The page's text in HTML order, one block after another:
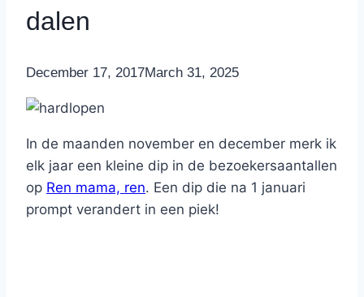
dalen
ByNicole
December 17, 2017March 31, 2025
In de maanden november en december merk ik
elk jaar een kleine dip in de bezoekersaantallen
op Ren mama, ren. Een dip die na 1 januari
prompt verandert in een piek!